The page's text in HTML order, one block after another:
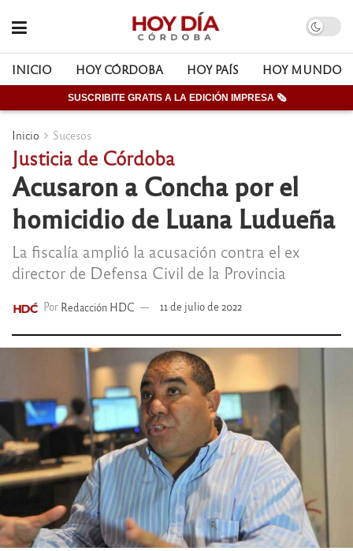
INICIO HOY CÓRDOBA HOY PAÍS HOY MUNDO
SUSCRIBITE GRATIS A LA EDICIÓN IMPRESA 🗞
Inicio Sucesos
Justicia de Córdoba
Acusaron a Concha por el
homicidio de Luana Ludueña
La fiscalía amplió la acusación contra el ex
director de Defensa Civil de la Provincia
Por Redacción HDC 11 de julio de 2022